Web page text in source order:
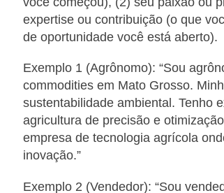
expertise ou contribuição (o que
de oportunidade você está aberto).
Exemplo 1 (Agrônomo): “Sou
commodities em Mato Grosso.
sustentabilidade ambiental. Tenho
agricultura de precisão e
empresa de tecnologia agrícola
inovação.”
Exemplo 2 (Vendedor): “Sou